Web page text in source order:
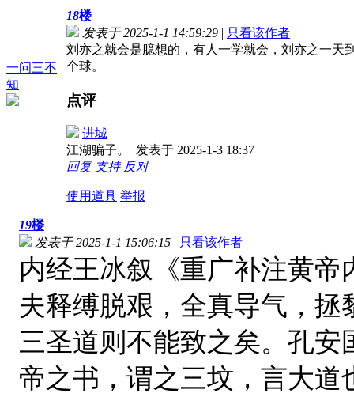
一问三不
知
18楼
发表于 2025-1-1 14:59:29 | 只看该作者
刘亦之就会是臆想的，有人一学就会，刘亦之一天
个球。
点评
进城
江湖骗子。 发表于 2025-1-3 18:37
回复 支持 反对
使用道具 举报
19楼
发表于 2025-1-1 15:06:15 | 只看该作者
内经王冰叙《重广补注黄帝
夫释缚脱艰，全真导气，
三圣道则不能致之矣。孔
帝之书，谓之三坟，言大